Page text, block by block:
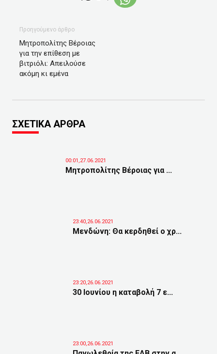
Προηγούμενο άρθρο
Μητροπολίτης Βέροιας
για την επίθεση με
βιτριόλι: Απειλούσε
ακόμη κι εμένα
ΣΧΕΤΙΚΑ ΑΡΘΡΑ
00:01,27.06.2021
Μητροπολίτης Βέροιας για ...
23:40,26.06.2021
Μενδώνη: Θα κερδηθεί ο χρ...
23:20,26.06.2021
30 Ιουνίου η καταβολή 7 ε...
23:00,26.06.2021